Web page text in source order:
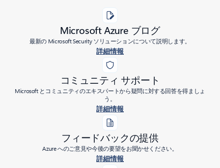
Microsoft Azure ブログ
最新の Microsoft Security ソリューションについて説明します。
詳細情報
コミュニティ サポート
Microsoft とコミュニティのエキスパートから疑問に対する回答を得ましょ
う。
詳細情報
フィードバックの提供
Azure へのご意見や今後の要望をお聞かせください。
詳細情報